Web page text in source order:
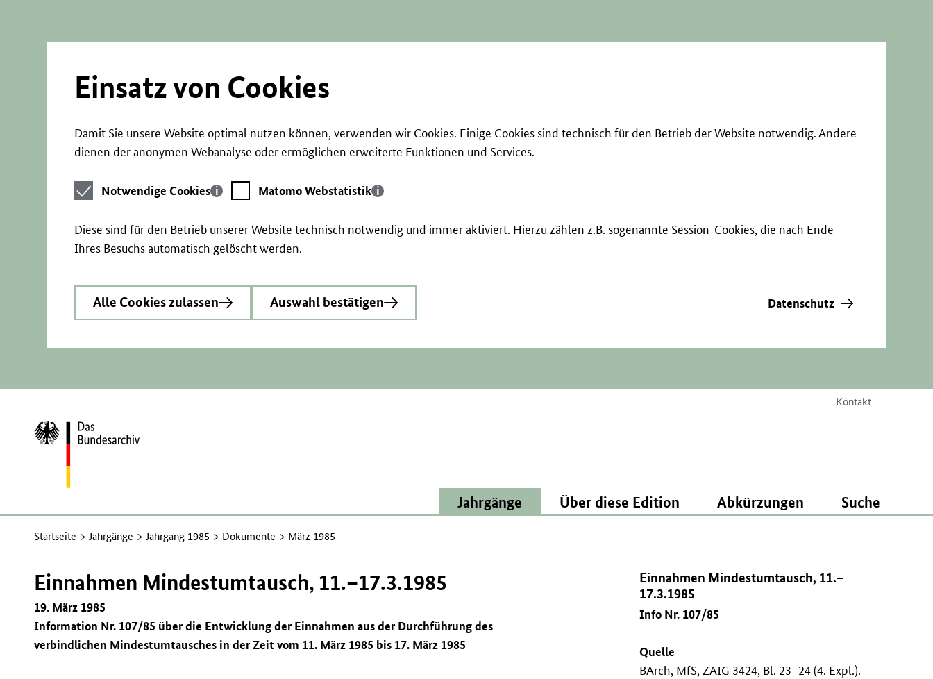
Einsatz von Cookies
Damit Sie unsere Website optimal nutzen können, verwenden wir Cookies. Einige Cookies sind technisch für den Betrieb der Website notwendig. Andere
dienen der anonymen Webanalyse oder ermöglichen erweiterte Funktionen und Services.
Notwendige
Cookies
Notwendige Cookies
Matomo
Webstatistik
Matomo Webstatistik
Diese sind für den Betrieb unserer Website technisch notwendig und immer aktiviert. Hierzu zählen z.B. sogenannte Session-Cookies, die nach Ende
Ihres Besuchs automatisch gelöscht werden.
Alle Cookies zulassen Auswahl bestätigen Datenschutz
Kontakt
Zur
Startseite
Jahrgänge Über diese Edition Abkürzungen Suche
Startseite Jahrgänge Jahrgang 1985 Dokumente März 1985
Einnahmen Mindestumtausch, 11.–
17.3.1985
Info Nr. 107/85
Quelle
BArch, MfS,ZAIG 3424, Bl. 23–24 (4. Expl.).
Einnahmen Mindestumtausch, 11.–17.3.1985
19. März 1985
Information Nr. 107/85 über die Entwicklung der Einnahmen aus der Durchführung des
verbindlichen Mindestumtausches in der Zeit vom 11. März 1985 bis 17. März 1985